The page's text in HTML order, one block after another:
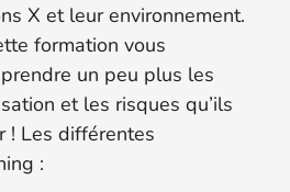
X et leur environnement.
formation vous
un peu plus les
et les risques qu’ils
! Les différentes
: